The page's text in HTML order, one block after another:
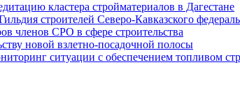
кластера стройматериалов в Дагестане
строителей Северо-Кавказского
членов СРО в сфере строительства
новой взлетно-посадочной полосы
ситуации с обеспечением топливом